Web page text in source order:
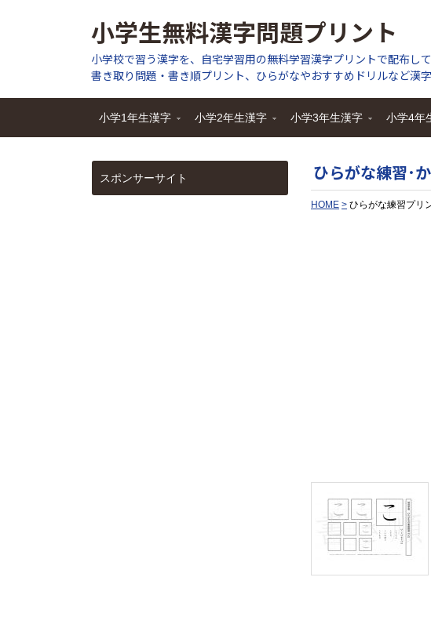
小学生無料漢字問題プリント
小学校で習う漢字を、自宅学習用の無料学習漢字プリントで配布して
書き取り問題・書き順プリント、ひらがなやおすすめドリルなど漢
小学1年生漢字 小学2年生漢字 小学3年生漢字 小学4年
ひらがな練習･
HOME ひらがな練習プリ
スポンサーサイト